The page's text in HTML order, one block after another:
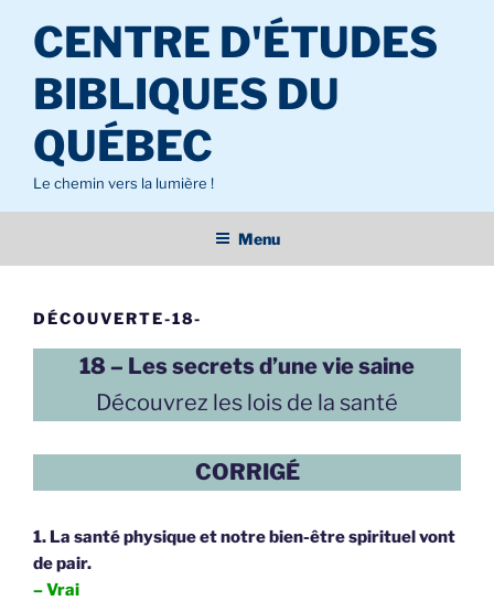
contenu
principal
CENTRE D'ÉTUDES
BIBLIQUES DU
QUÉBEC
Le chemin vers la lumière !
Menu
DÉCOUVERTE-18-
18 – Les secrets d’une vie saine
Découvrez les lois de la santé
CORRIGÉ
1. La santé physique et notre bien-être spirituel vont
de pair.
– Vrai